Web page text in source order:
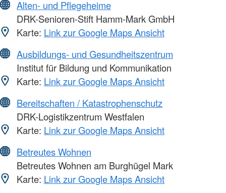
Alten- und Pflegeheime
DRK-Senioren-Stift Hamm-Mark GmbH
Karte: Link zur Google Maps Ansicht
Ausbildungs- und Gesundheitszentrum
Institut für Bildung und Kommunikation
Karte: Link zur Google Maps Ansicht
Bereitschaften / Katastrophenschutz
DRK-Logistikzentrum Westfalen
Karte: Link zur Google Maps Ansicht
Betreutes Wohnen
Betreutes Wohnen am Burghügel Mark
Karte: Link zur Google Maps Ansicht